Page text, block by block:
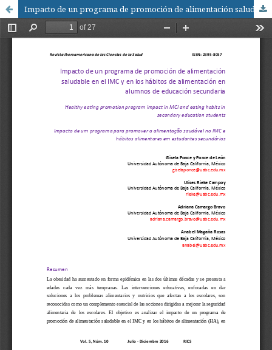
Impacto de un programa de promoción de alimentación saludable en el IMC y en los hábitos de alimentación en alumnos de educación secundaria / Impact of a programme for the promotion of healthy eating in the BMI and students in secondary education in eating habits